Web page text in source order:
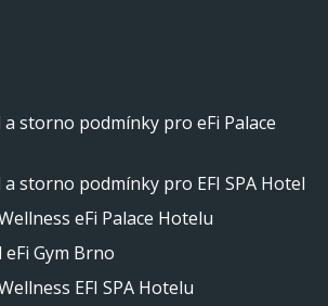
storno podmínky pro eFi Palace
storno podmínky pro EFI SPA Hotel
eFi Palace Hotelu
Gym Brno
EFI SPA Hotelu